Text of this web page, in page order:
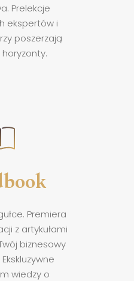
Prelekcje
ekspertów i
poszerzają
Premiera
z artykułami
biznesowy
wiedzy o